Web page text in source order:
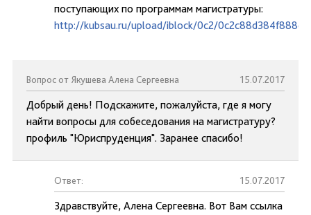
поступающих по программам магистратуры:
http://kubsau.ru/upload/iblock/0c2/
Вопрос от Якушева Алена Сергеевна 15.07.2017
Добрый день! Подскажите, пожалуйста, где я могу
найти вопросы для собеседования на магистратуру?
профиль "Юриспруденция". Заранее спасибо!
Ответ: 15.07.2017
Здравствуйте, Алена Сергеевна. Вот Вам ссылка